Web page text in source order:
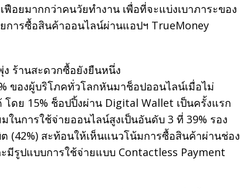
อยมากกว่าคนวัยทำงาน เพื่อที่จะแบ่งเบาภาระของ
การซื้อสินค้าออนไลน์ผ่านแอปฯ TrueMoney
ร้านสะดวกซื้อยังยืนหนึ่ง
ของผู้บริโภคทั่วโลกหันมาช็อปออนไลน์เมื่อไม่
ดย 15% ช็อปปิ้งผ่าน Digital Wallet เป็นครั้งแรก
นการใช้จ่ายออนไลน์สูงเป็นอันดับ 3 ที่ 39% รอง
(42%) สะท้อนให้เห็นแนวโน้มการซื้อสินค้าผ่านช่อง
มีรูปแบบการใช้จ่ายแบบ Contactless Payment